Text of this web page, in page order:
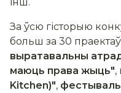
За ўсю гісторыю
больш за 30
выратавальны
маюць права жыць",
Kitchen)",